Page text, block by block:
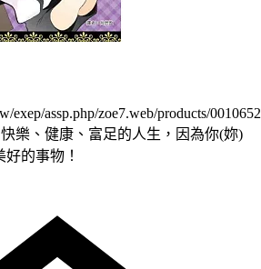
exep/assp.php/zoe7.web/products/
樂、健康、富足的人生，因為你(妳)
的事物！